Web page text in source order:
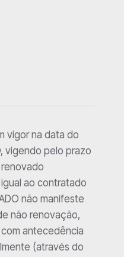
vigor na data do
vigendo pelo prazo
ao contratado
não manifeste
não renovação,
antecedência
(através do